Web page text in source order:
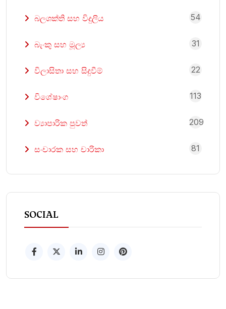
බලශක්ති සහ විදුලිය 54
බැංකු සහ මූල්‍ය 31
විලාසිතා සහ සිදුවීම් 22
විශේෂාංග 113
ව්‍යාපාරික පුවත් 209
සංචාරක සහ චාරිකා 81
SOCIAL